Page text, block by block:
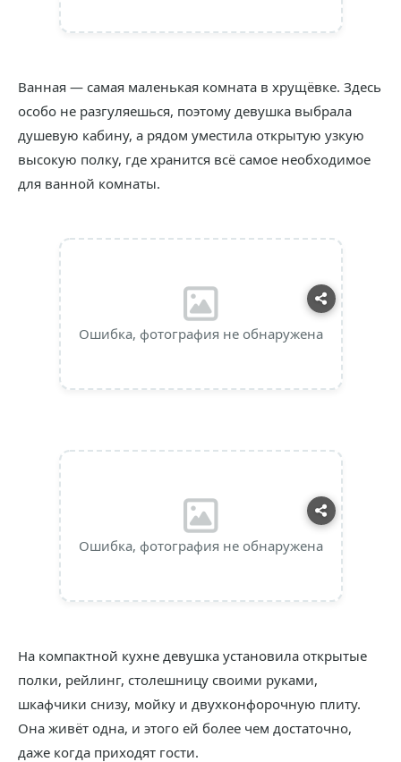
Ванная — самая маленькая комната в хрущёвке. Здесь
особо не разгуляешься, поэтому девушка выбрала
душевую кабину, а рядом уместила открытую узкую
высокую полку, где хранится всё самое необходимое
для ванной комнаты.
Ошибка, фотография не обнаружена
Ошибка, фотография не обнаружена
На компактной кухне девушка установила открытые
полки, рейлинг, столешницу своими руками,
шкафчики снизу, мойку и двухконфорочную плиту.
Она живёт одна, и этого ей более чем достаточно,
даже когда приходят гости.